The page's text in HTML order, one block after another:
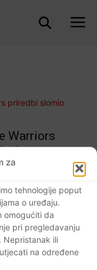
za
tehnologije poput
o uređaju.
omogućiti da
pri pregledavanju
Nepristanak ili
na određene
Warriors
o privatnosti
TagDiv